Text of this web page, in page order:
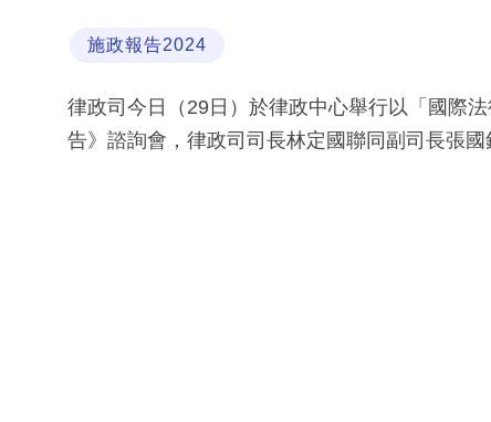
施政報告2024
律政司今日（29日）於律政中心舉行以「國際
告》諮詢會，律政司司長林定國聯同副司長張